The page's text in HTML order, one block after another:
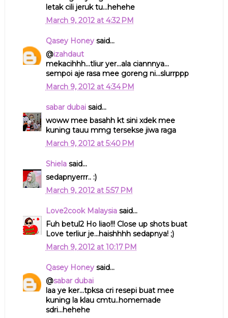
letak cili jeruk tu...hehehe
March 9, 2012 at 4:32 PM
Qasey Honeysaid...
@izahdaut
mekacihhh...tliur yer...ala ciannnya...
sempoi aje rasa mee goreng ni...slurrppp
March 9, 2012 at 4:34 PM
sabar dubaisaid...
woww mee basahh kt sini xdek mee
kuning tauu mmg tersekse jiwa raga
March 9, 2012 at 5:40 PM
Shielasaid...
sedapnyerrr.. :)
March 9, 2012 at 5:57 PM
Love2cook Malaysiasaid...
Fuh betul2 Ho liao!!! Close up shots buat
Love terliur je...haishhhh sedapnya! ;)
March 9, 2012 at 10:17 PM
Qasey Honeysaid...
@sabar dubai
laa ye ker...tpksa cri resepi buat mee
kuning la klau cmtu..homemade
sdri...hehehe